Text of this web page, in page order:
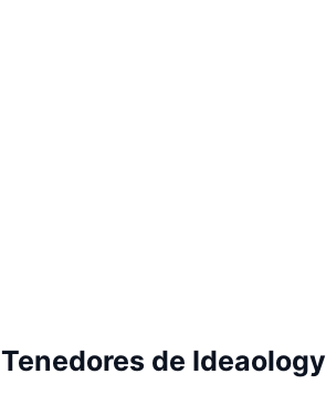
Tenedores de Ideaology